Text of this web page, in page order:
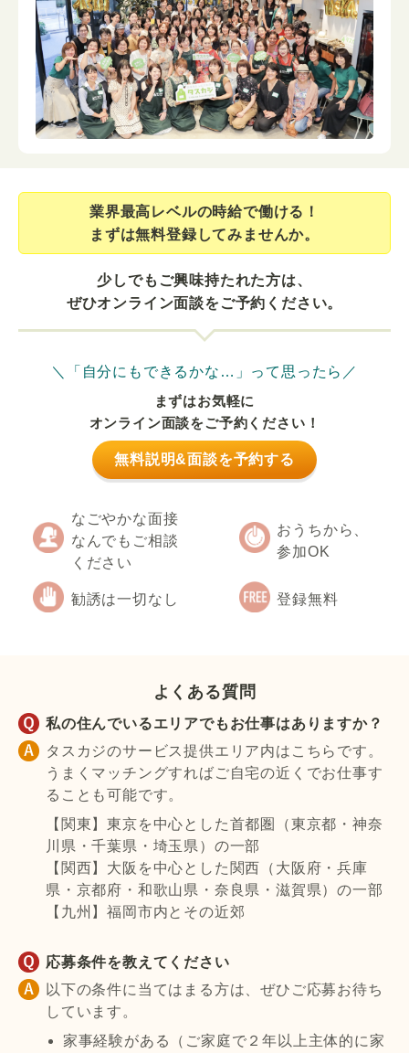
業界最⾼レベルの時給で働ける！
まずは無料登録してみませんか。
少しでもご興味持たれた方は、
ぜひオンライン面談をご予約ください。
＼「自分にもできるかな…」って思ったら／
まずはお気軽に
オンライン面談をご予約ください！
無料説明&面談を予約する
なごやかな面接
なんでもご相談
ください
おうちから、
参加OK
勧誘は一切なし 登録無料
よくある質問
私の住んでいるエリアでもお仕事はありますか？
タスカジのサービス提供エリア内はこちらです。
うまくマッチングすればご自宅の近くでお仕事す
ることも可能です。
【関東】東京を中心とした首都圏（東京都・神奈
川県・千葉県・埼玉県）の一部
【関西】大阪を中心とした関西（大阪府・兵庫
県・京都府・和歌山県・奈良県・滋賀県）の一部
【九州】福岡市内とその近郊
応募条件を教えてください
以下の条件に当てはまる方は、ぜひご応募お待ち
しています。
家事経験がある（ご家庭で２年以上主体的に家